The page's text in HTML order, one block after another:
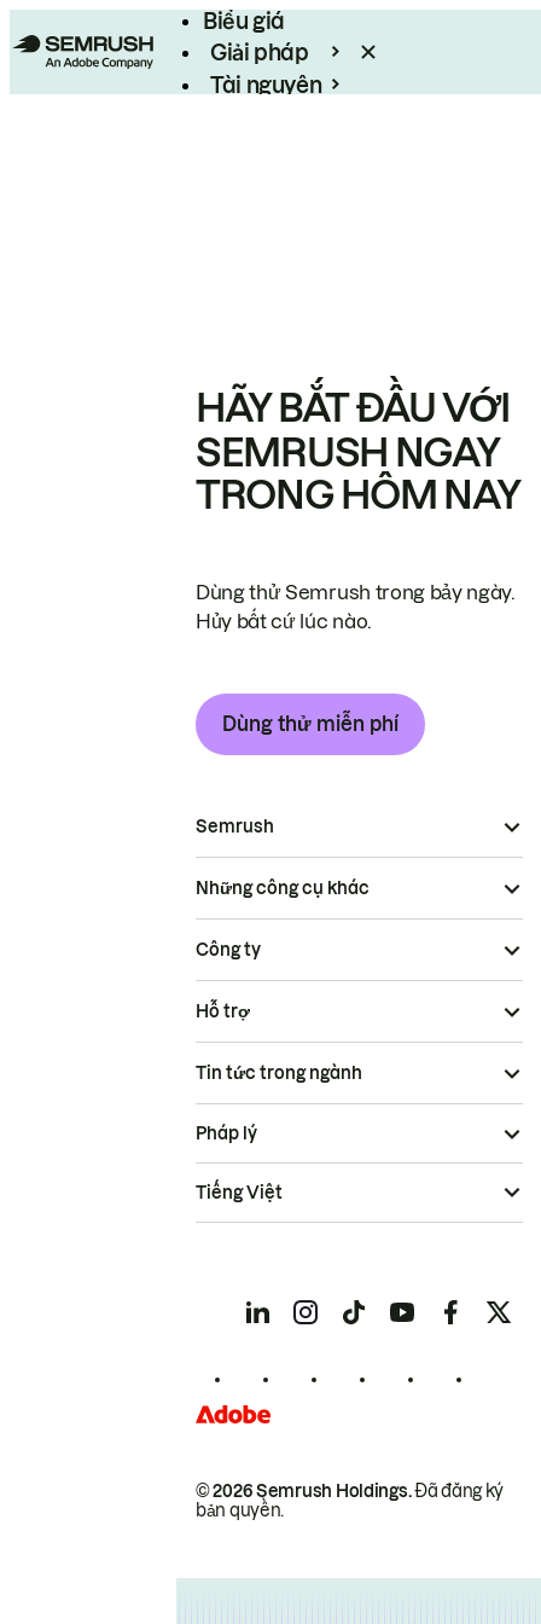
Biểu giá
Giải pháp
Tài nguyên
HÃY BẮT ĐẦU VỚI
SEMRUSH NGAY
TRONG HÔM NAY
Dùng thử Semrush trong bảy ngày.
Hủy bất cứ lúc nào.
Dùng thử miễn phí
Semrush
Những công cụ khác
Công ty
Hỗ trợ
Tin tức trong ngành
© 2026 Semrush Holdings.Đã đăng ký
bản quyền.
Pháp lý
Tiếng Việt